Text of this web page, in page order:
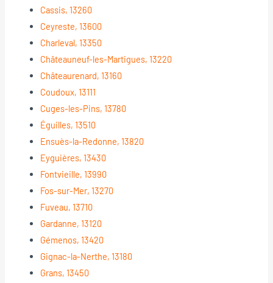
Cassis, 13260
Ceyreste, 13600
Charleval, 13350
Châteauneuf-les-Martigues, 13220
Châteaurenard, 13160
Coudoux, 13111
Cuges-les-Pins, 13780
Éguilles, 13510
Ensuès-la-Redonne, 13820
Eyguières, 13430
Fontvieille, 13990
Fos-sur-Mer, 13270
Fuveau, 13710
Gardanne, 13120
Gémenos, 13420
Gignac-la-Nerthe, 13180
Grans, 13450